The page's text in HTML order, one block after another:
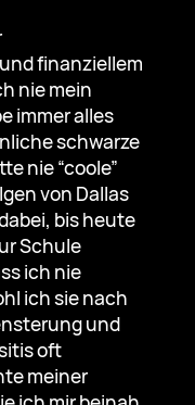
finanziellem
nie mein
immer alles
schwarze
nie “coole”
von Dallas
bis heute
Schule
ich nie
ich sie nach
und
oft
meiner